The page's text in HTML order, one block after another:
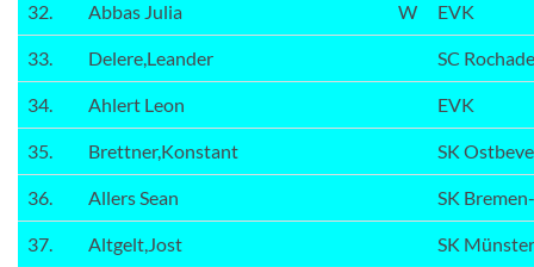
32. Abbas Julia W EVK
33. Delere,Leander SC
34. Ahlert Leon EVK
35. Brettner,Konstant SK
36. Allers Sean SK
37. Altgelt,Jost SK